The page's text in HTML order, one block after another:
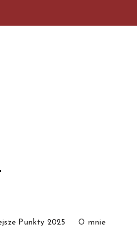
Punkty 2025 O mnie